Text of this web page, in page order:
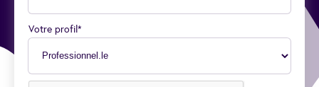
Votre profil*